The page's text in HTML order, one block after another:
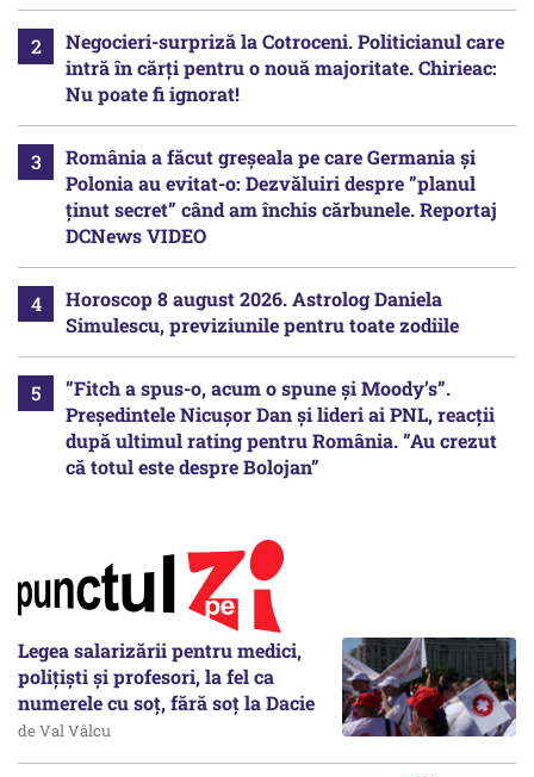
Negocieri-surpriză la Cotroceni. Politicianul care
intră în cărți pentru o nouă majoritate. Chirieac:
Nu poate fi ignorat!
România a făcut greșeala pe care Germania și
Polonia au evitat-o: Dezvăluiri despre ”planul
ținut secret” când am închis cărbunele. Reportaj
DCNews VIDEO
Horoscop 8 august 2026. Astrolog Daniela
Simulescu, previziunile pentru toate zodiile
”Fitch a spus-o, acum o spune și Moody’s”.
Președintele Nicușor Dan și lideri ai PNL, reacții
după ultimul rating pentru România. ”Au crezut
că totul este despre Bolojan”
Legea salarizării pentru medici,
polițiști și profesori, la fel ca
numerele cu soț, fără soț la Dacie
de Val Vâlcu